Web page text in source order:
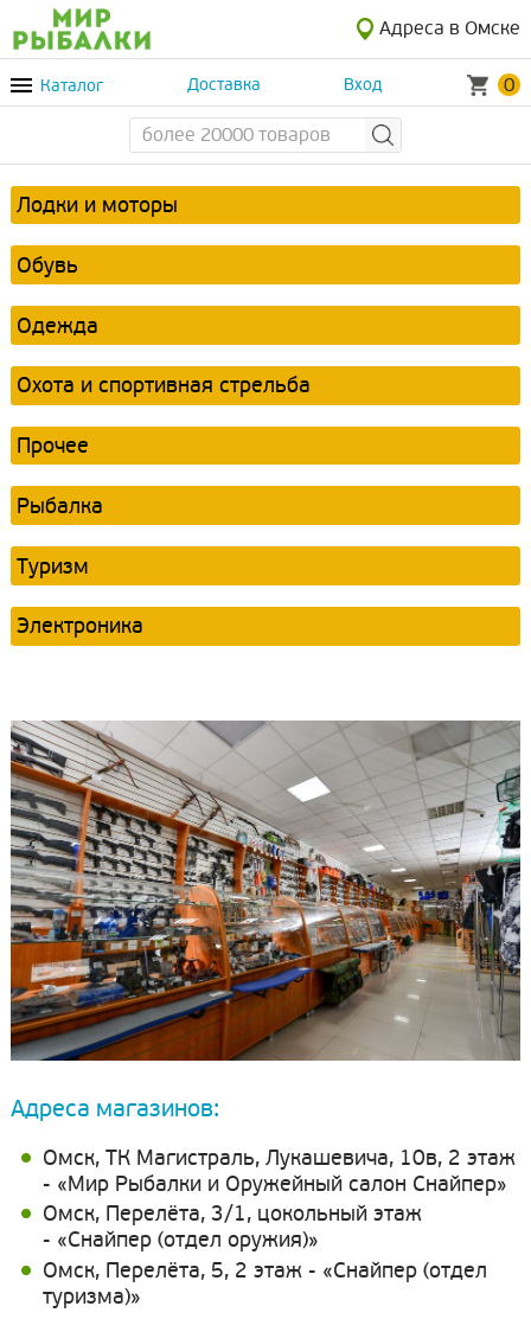
Адреса в Омске
Каталог Доставка Вход 0
Лодки и моторы
Обувь
Одежда
Охота и спортивная стрельба
Прочее
Рыбалка
Туризм
Электроника
Адреса магазинов:
Омск, ТК Магистраль, Лукашевича, 10в, 2 этаж
- «Мир Рыбалки и Оружейный салон Снайпер»
Омск, Перелёта, 3/1, цокольный этаж
- «Снайпер (отдел оружия)»
Омск, Перелёта, 5, 2 этаж - «Снайпер (отдел
туризма)»